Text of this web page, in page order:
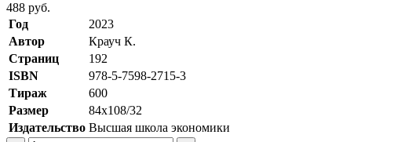
488 руб.
Год
2023
Автор
Крауч К.
Страниц
192
ISBN
978-5-7598-2715-3
Тираж
600
Размер
84х108/32
Издательство Высшая школа экономики